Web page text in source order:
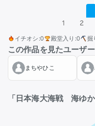
1 2
イチオシ :0 殿堂入り :0 掘
この作品を見たユーザー
まちやひこ
「日本海大海戦 海ゆ